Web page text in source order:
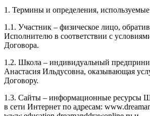
1. Термины и определения,
1.1. Участник – физическое лицо,
Исполнителю в соответствии с
Договора.
1.2. Школа – индивидуальный
Анастасия Ильдусовна, оказывающая
Договору.
1.3. Сайты – информационные ресурсы
в сети Интернет по адресам: